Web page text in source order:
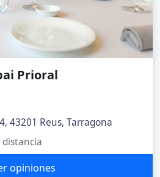
Prioral
43201 Reus, Tarragona
opiniones